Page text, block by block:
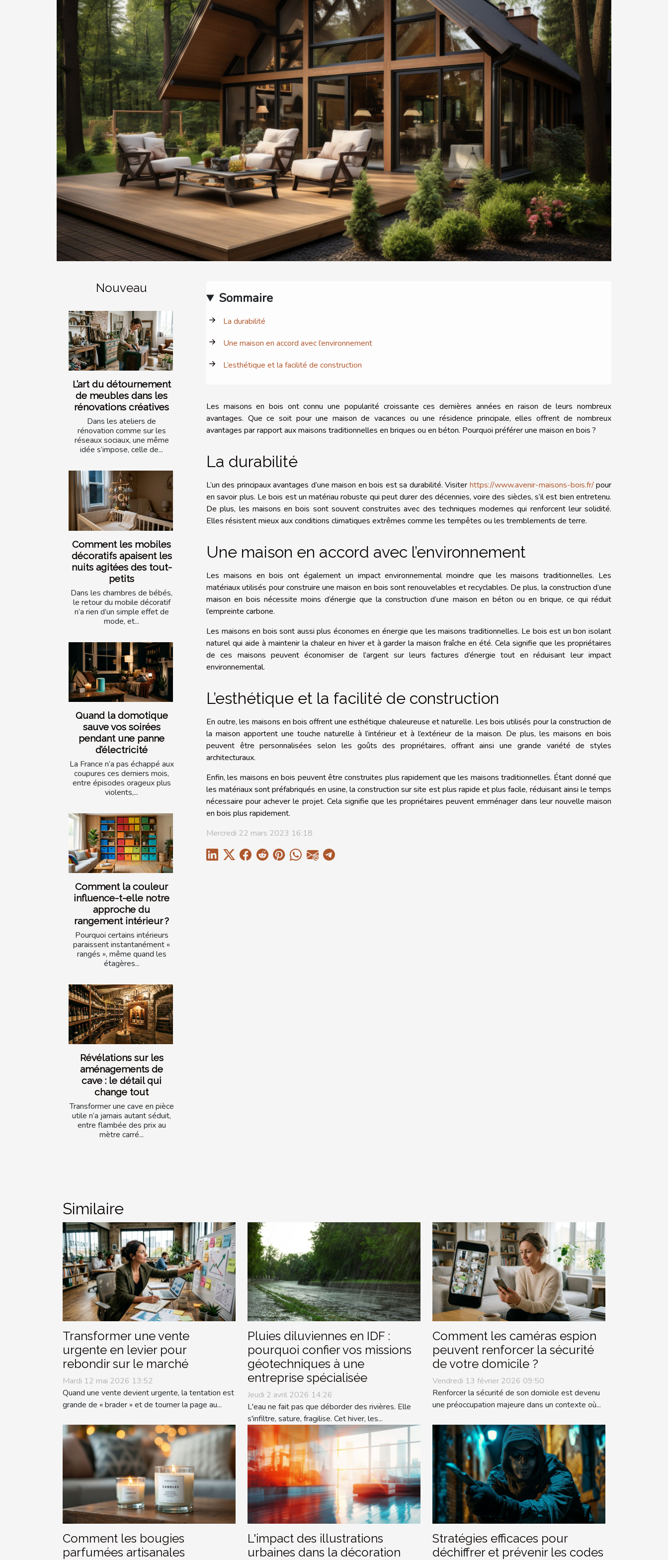
Nouveau
L’art du détournement
de meubles dans les
rénovations créatives
Dans les ateliers de
rénovation comme sur les
réseaux sociaux, une même
idée s’impose, celle de...
Comment les mobiles
décoratifs apaisent les
nuits agitées des tout-
petits
Dans les chambres de bébés,
le retour du mobile décoratif
n’a rien d’un simple effet de
mode, et...
Quand la domotique
sauve vos soirées
pendant une panne
d’électricité
La France n’a pas échappé aux
coupures ces derniers mois,
entre épisodes orageux plus
violents,...
Comment la couleur
influence-t-elle notre
approche du
rangement intérieur ?
Pourquoi certains intérieurs
paraissent instantanément «
rangés », même quand les
étagères...
Révélations sur les
aménagements de
cave : le détail qui
change tout
Transformer une cave en pièce
utile n’a jamais autant séduit,
entre flambée des prix au
mètre carré...
Sommaire
La durabilité
Une maison en accord avec l’environnement
L’esthétique et la facilité de construction
Les maisons en bois ont connu une popularité croissante ces dernières années en raison de leurs nombreux
avantages. Que ce soit pour une maison de vacances ou une résidence principale, elles offrent de nombreux
avantages par rapport aux maisons traditionnelles en briques ou en béton. Pourquoi préférer une maison en bois ?
La durabilité
L’un des principaux avantages d’une maison en bois est sa durabilité. Visiter https://www.avenir-maisons-bois.fr/pour
en savoir plus. Le bois est un matériau robuste qui peut durer des décennies, voire des siècles, s’il est bien entretenu.
De plus, les maisons en bois sont souvent construites avec des techniques modernes qui renforcent leur solidité.
Elles résistent mieux aux conditions climatiques extrêmes comme les tempêtes ou les tremblements de terre.
Une maison en accord avec l’environnement
Les maisons en bois ont également un impact environnemental moindre que les maisons traditionnelles. Les
matériaux utilisés pour construire une maison en bois sont renouvelables et recyclables. De plus, la construction d’une
maison en bois nécessite moins d’énergie que la construction d’une maison en béton ou en brique, ce qui réduit
l’empreinte carbone.
Les maisons en bois sont aussi plus économes en énergie que les maisons traditionnelles. Le bois est un bon isolant
naturel qui aide à maintenir la chaleur en hiver et à garder la maison fraîche en été. Cela signifie que les propriétaires
de ces maisons peuvent économiser de l’argent sur leurs factures d’énergie tout en réduisant leur impact
environnemental.
L’esthétique et la facilité de construction
En outre, les maisons en bois offrent une esthétique chaleureuse et naturelle. Les bois utilisés pour la construction de
la maison apportent une touche naturelle à l’intérieur et à l’extérieur de la maison. De plus, les maisons en bois
peuvent être personnalisées selon les goûts des propriétaires, offrant ainsi une grande variété de styles
architecturaux.
Enfin, les maisons en bois peuvent être construites plus rapidement que les maisons traditionnelles. Étant donné que
les matériaux sont préfabriqués en usine, la construction sur site est plus rapide et plus facile, réduisant ainsi le temps
nécessaire pour achever le projet. Cela signifie que les propriétaires peuvent emménager dans leur nouvelle maison
en bois plus rapidement.
Mercredi 22 mars 2023 16:18
Similaire
Transformer une vente
urgente en levier pour
rebondir sur le marché
Mardi 12 mai 2026 13:52
Quand une vente devient urgente, la tentation est
grande de « brader » et de tourner la page au...
Pluies diluviennes en IDF :
pourquoi confier vos missions
géotechniques à une
entreprise spécialisée
Jeudi 2 avril 2026 14:26
L'eau ne fait pas que déborder des rivières. Elle
s'infiltre, sature, fragilise. Cet hiver, les...
Comment les caméras espion
peuvent renforcer la sécurité
de votre domicile ?
Vendredi 13 février 2026 09:50
Renforcer la sécurité de son domicile est devenu
une préoccupation majeure dans un contexte où...
Comment les bougies
parfumées artisanales
L'impact des illustrations
urbaines dans la décoration
Stratégies efficaces pour
déchiffrer et prévenir les codes